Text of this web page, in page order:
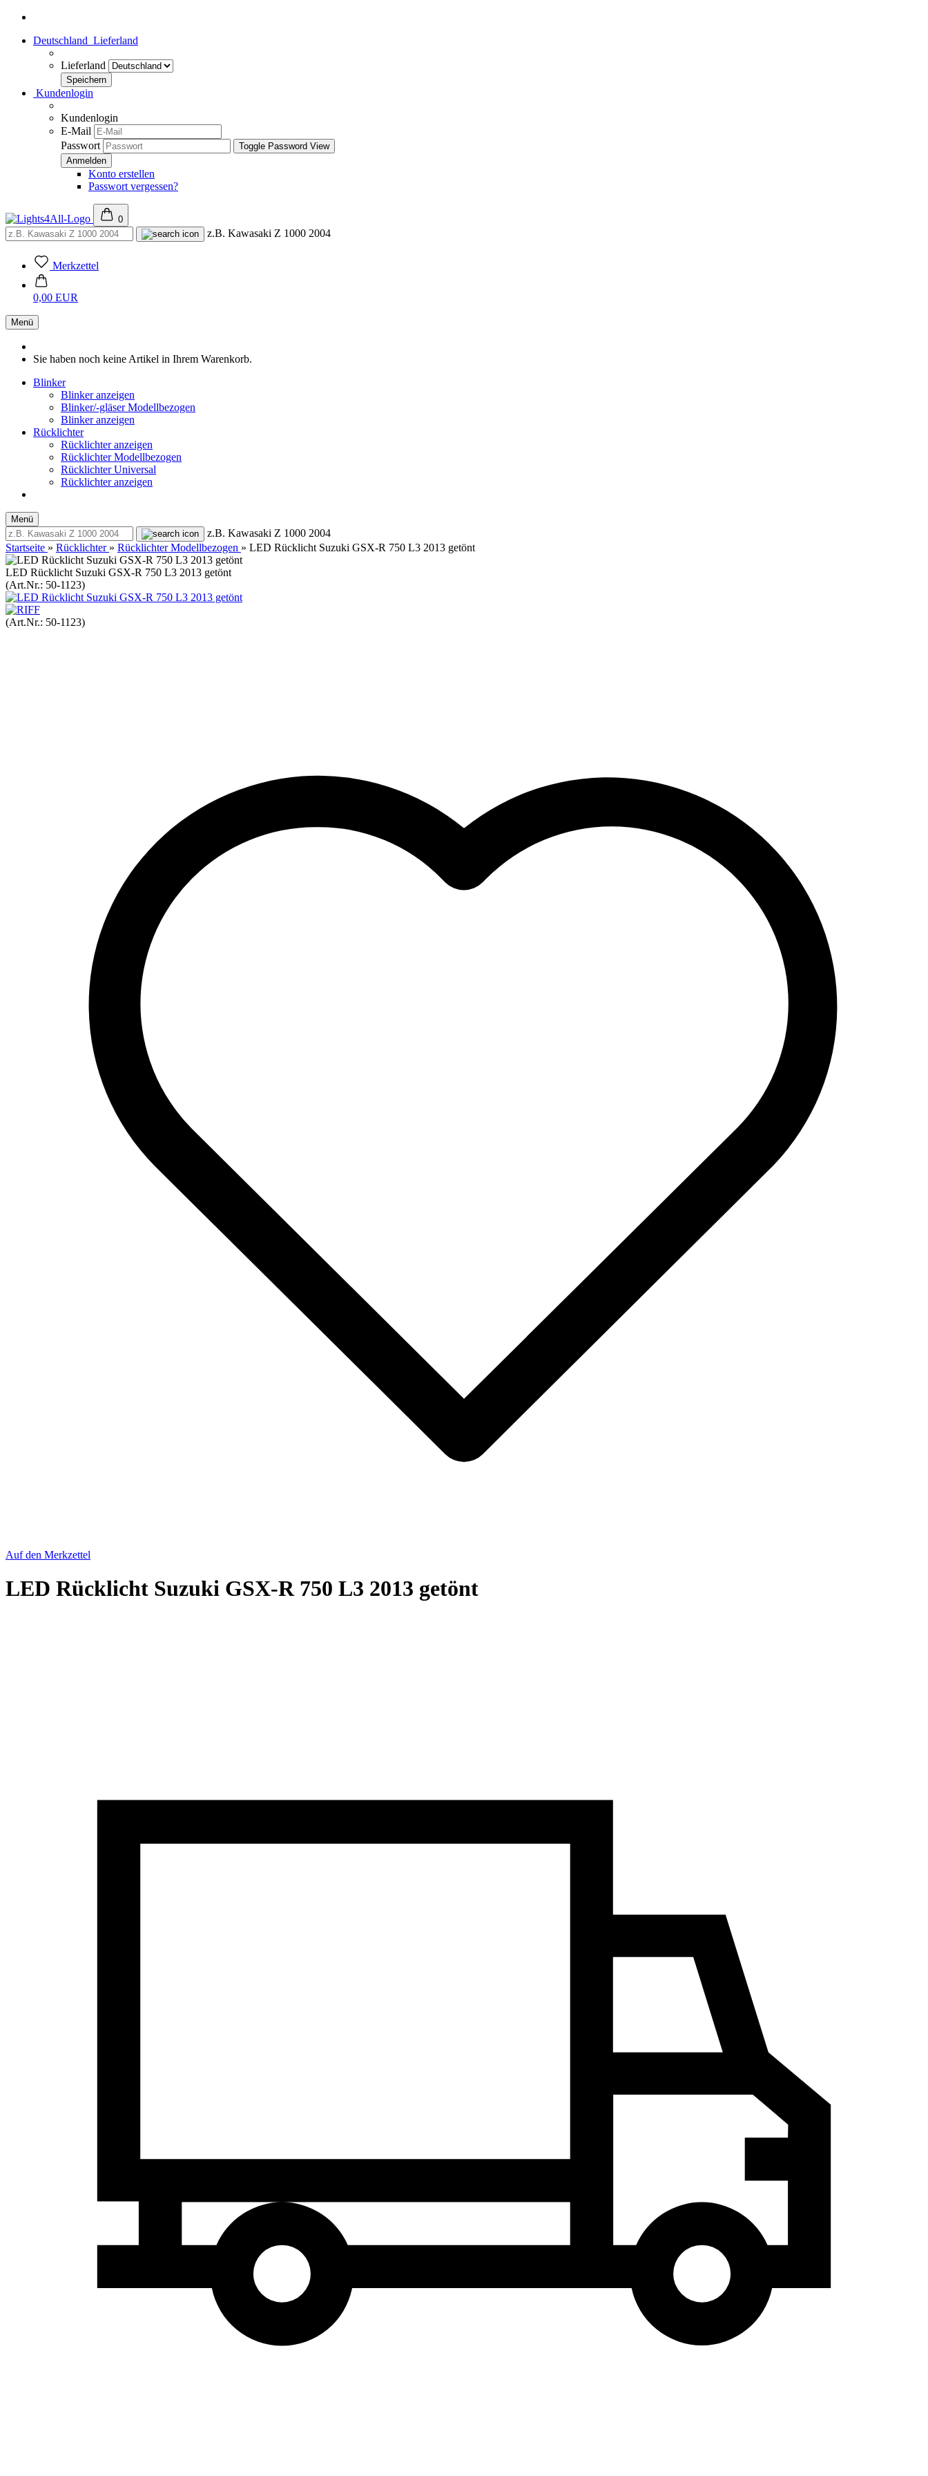
Deutschland Lieferland
Lieferland
Kundenlogin
Kundenlogin
E-Mail
Passwort
Toggle Password View
Konto erstellen
Passwort vergessen?
0
z.B. Kawasaki Z 1000 2004
Merkzettel
0,00 EUR
Menü
Sie haben noch keine Artikel in Ihrem Warenkorb.
Blinker
Blinker anzeigen
Blinker/-gläser Modellbezogen
Blinker anzeigen
Rücklichter
Rücklichter anzeigen
Rücklichter Modellbezogen
Rücklichter Universal
Rücklichter anzeigen
Menü
z.B. Kawasaki Z 1000 2004
Startseite » Rücklichter » Rücklichter Modellbezogen » LED Rücklicht Suzuki GSX-R 750 L3 2013 getönt
LED Rücklicht Suzuki GSX-R 750 L3 2013 getönt
(Art.Nr.: 50-1123)
(Art.Nr.: 50-1123)
Auf den Merkzettel
LED Rücklicht Suzuki GSX-R 750 L3 2013 getönt